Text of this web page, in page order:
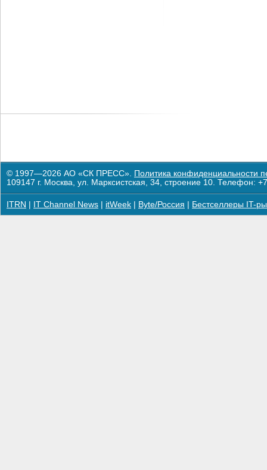
© 1997—2026 АО «СК ПРЕСС». Политика конфиденциальности
109147 г. Москва, ул. Марксистская, 34, строение 10. Телефон:
ITRN IT Channel News itWeek Byte/Россия Бестселлеры IT-